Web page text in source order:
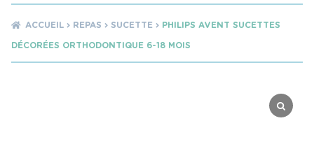
ACCUEIL REPAS SUCETTE
PHILIPS AVENT SUCETTES
DÉCORÉES ORTHODONTIQUE 6-18 MOIS